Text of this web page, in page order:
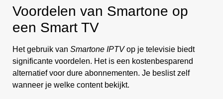
Voordelen van Smartone op
een Smart TV
Het gebruik van Smartone IPTVop je televisie biedt
significante voordelen. Het is een kostenbesparend
alternatief voor dure abonnementen. Je beslist zelf
wanneer je welke content bekijkt.